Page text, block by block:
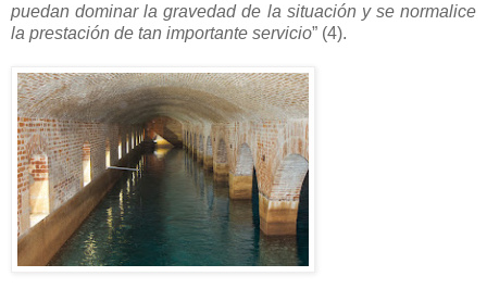
puedan dominar la gravedad de la situación y se normalice
la prestación de tan importante servicio” (4).